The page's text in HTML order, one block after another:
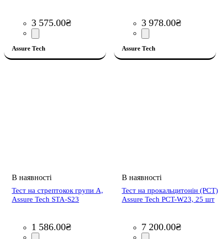
3 575.00₴
Assure Tech
3 978.00₴
Assure Tech
Тест на стрептокок групи А,
Assure Tech STA-S23
1 586.00₴
Тест на прокальцитонін (PCT)
Assure Tech PCT-W23, 25 шт
7 200.00₴